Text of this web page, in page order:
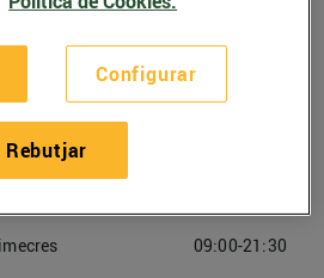
09:00-21:30
Configurar
Rebutjar